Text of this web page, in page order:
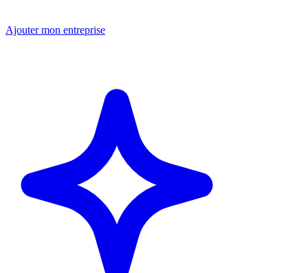
Ajouter mon entreprise